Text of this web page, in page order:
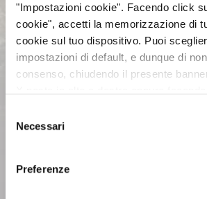
"Impostazioni cookie". Facendo click
cookie", accetti la memorizzazione di
cookie sul tuo dispositivo. Puoi
impostazioni di default, e dunque di
consenso, chiudendo il presente
assenza dei cookie diversi da quelli
informazioni puoi consultare la nostra
delNecessari
Preferenze
ARCHIVIO 2017
ARCHIVIO 2016